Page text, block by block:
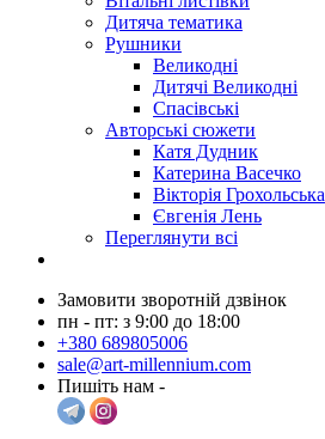
Дитяча тематика
Рушники
Великодні
Дитячі Великодні
Спасівські
Авторські сюжети
Катя Дудник
Катерина Васечко
Вікторія Грохольська
Євгенія Лень
Переглянути всі
Замовити зворотній дзвінок
пн - пт: з 9:00 до 18:00
+380 689805006
sale@art-millennium.com
Пишіть нам -